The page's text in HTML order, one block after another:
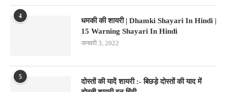
4
धमकी की शायरी | Dhamki Shayari In Hindi |
15 Warning Shayari In Hindi
जनवरी 3, 2022
5
दोस्तों की यादें शायरी :- बिछड़े दोस्तों की याद में